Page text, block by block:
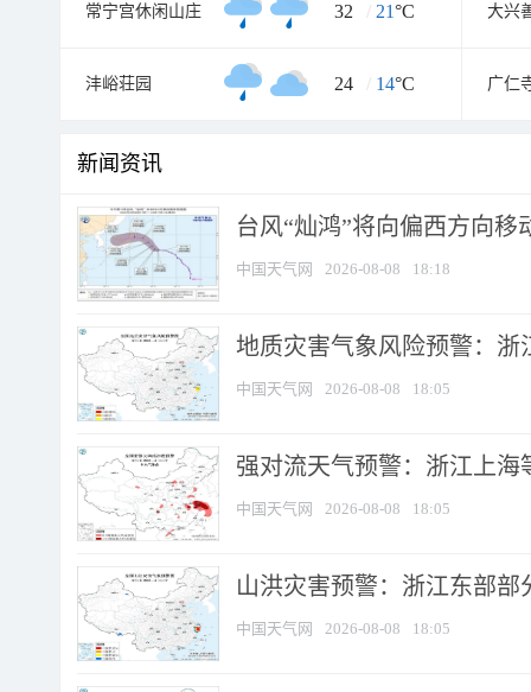
常宁宫休闲山庄 32 / 21°C 大兴
沣峪荘园 24 / 14°C 广仁
新闻资讯
台风“灿鸿”将向偏西方向移
中国天气网 2026-08-08 18:18
地质灾害气象风险预警：
中国天气网 2026-08-08 18:05
强对流天气预警：浙江上海
中国天气网 2026-08-08 18:05
山洪灾害预警：浙江东部
中国天气网 2026-08-08 18:05